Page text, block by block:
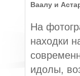
Ваалу и
На
находки
идолы,